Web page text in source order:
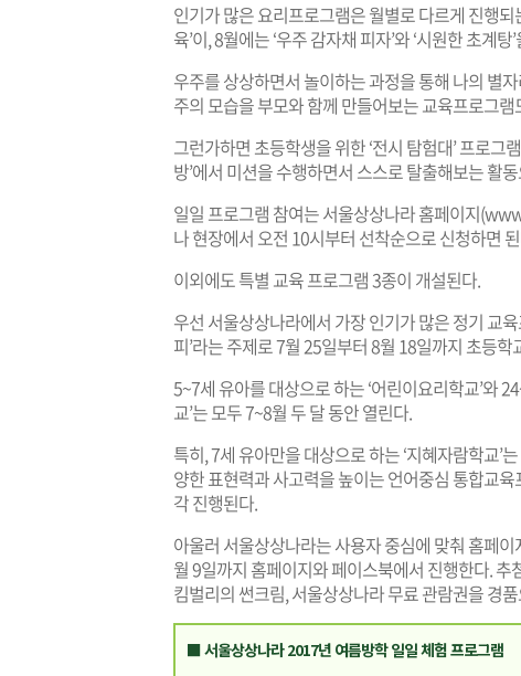
인기가 많은 요리프로그램은 월별로 다르게 진행되
육’이, 8월에는 ‘우주 감자채 피자’와 ‘시원한 초계
우주를 상상하면서 놀이하는 과정을 통해 나의 별
주의 모습을 부모와 함께 만들어보는 교육프로그램
그런가하면 초등학생을 위한 ‘전시 탐험대’ 프로그
방’에서 미션을 수행하면서 스스로 탈출해보는 활
일일 프로그램 참여는 서울상상나라 홈페이지(
나 현장에서 오전 10시부터 선착순으로 신청하면
이외에도 특별 교육 프로그램 3종이 개설된다.
우선 서울상상나라에서 가장 인기가 많은 정기 교
피’라는 주제로 7월 25일부터 8월 18일까지 초등
5~7세 유아를 대상으로 하는 ‘어린이요리학교’와
교’는 모두 7~8월 두 달 동안 열린다.
특히, 7세 유아만을 대상으로 하는 ‘지혜자람학교’
양한 표현력과 사고력을 높이는 언어중심 통합교
각 진행된다.
아울러 서울상상나라는 사용자 중심에 맞춰 홈페
월 9일까지 홈페이지와 페이스북에서 진행한다.
킴벌리의 썬크림, 서울상상나라 무료 관람권을 경
■ 서울상상나라 2017년 여름방학 일일 체험 프로그램